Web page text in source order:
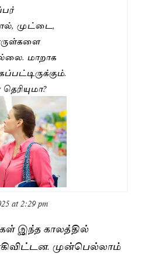
முட்டை,
மாறாக
at 2:29 pm
இந்த காலத்தில்
முன்பெல்லாம்